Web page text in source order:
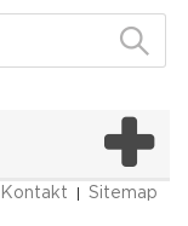
Kontakt Sitemap